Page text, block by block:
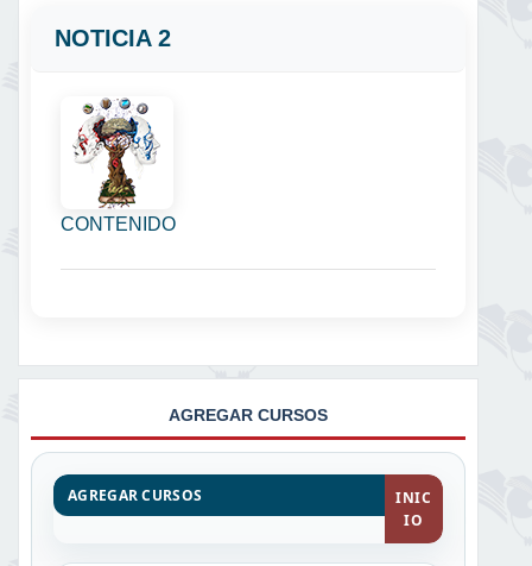
NOTICIA 2
CONTENIDO
AGREGAR CURSOS
AGREGAR CURSOS
INIC
IO